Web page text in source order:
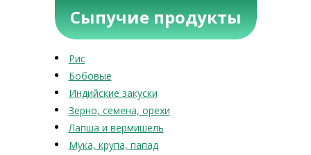
Сыпучие продукты
Рис
Бобовые
Индийские закуски
Зерно, семена, орехи
Лапша и вермишель
Мука, крупа, папад